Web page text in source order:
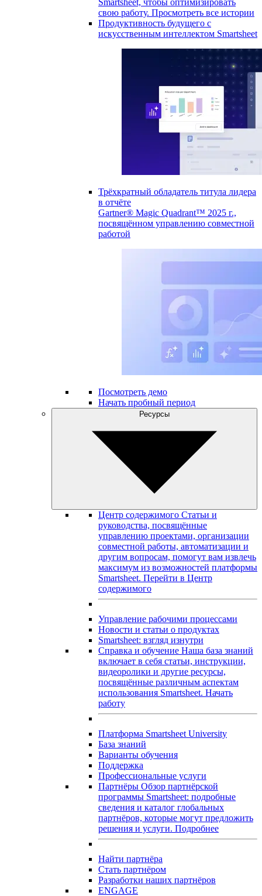
Smartsheet, чтобы оптимизировать
свою работу. Просмотреть все истории
Продуктивность будущего с
искусственным интеллектом Smartsheet
Трёхкратный обладатель титула лидера
в отчёте
Gartner® Magic Quadrant™ 2025 г.,
посвящённом управлению совместной
работой
Посмотреть демо
Начать пробный период
Ресурсы
Центр содержимого Статьи и
руководства, посвящённые
управлению проектами, организации
совместной работы, автоматизации и
другим вопросам, помогут вам извлечь
максимум из возможностей платформы
Smartsheet. Перейти в Центр
содержимого
Управление рабочими процессами
Новости и статьи о продуктах
Smartsheet: взгляд изнутри
Справка и обучение Наша база знаний
включает в себя статьи, инструкции,
видеоролики и другие ресурсы,
посвящённые различным аспектам
использования Smartsheet. Начать
работу
Платформа Smartsheet University
База знаний
Варианты обучения
Поддержка
Профессиональные услуги
Партнёры Обзор партнёрской
программы Smartsheet: подробные
сведения и каталог глобальных
партнёров, которые могут предложить
решения и услуги. Подробнее
Найти партнёра
Стать партнёром
Разработки наших партнёров
ENGAGE